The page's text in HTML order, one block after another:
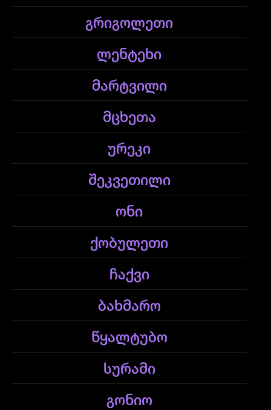
გრიგოლეთი
ლენტეხი
მარტვილი
მცხეთა
ურეკი
შეკვეთილი
ონი
ქობულეთი
ჩაქვი
ბახმარო
წყალტუბო
სურამი
გონიო